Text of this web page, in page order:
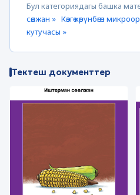
Бул категориядагы башка
сөөлжан » Көзгө көрүнбөгөн
кутучасы »
Тектеш документтер